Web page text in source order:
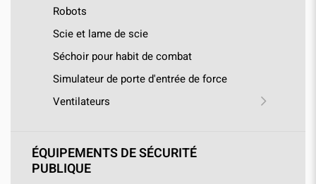
Robots
Scie et lame de scie
Séchoir pour habit de combat
Simulateur de porte d'entrée de force
Ventilateurs
ÉQUIPEMENTS DE SÉCURITÉ
PUBLIQUE